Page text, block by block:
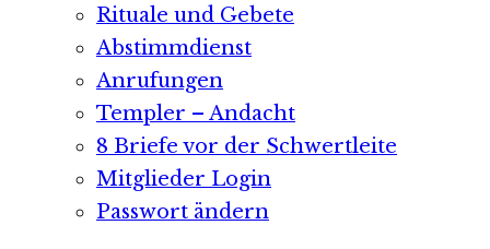
Rituale und Gebete
Abstimmdienst
Anrufungen
Templer – Andacht
8 Briefe vor der Schwertleite
Mitglieder Login
Passwort ändern